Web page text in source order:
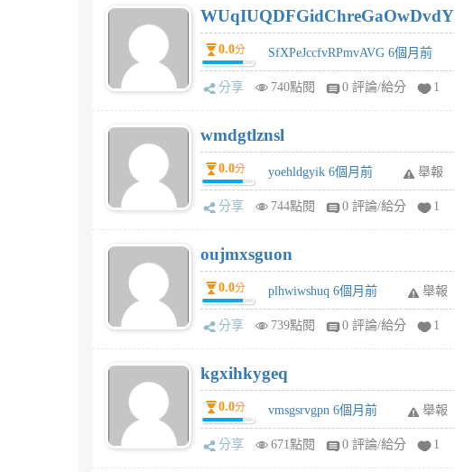
WUqIUQDFGidChreGaOwDvdY
0.0分 SfXPeJccfvRPmvAVG 6個月前
分享 740點閱 0 評論/給分 1
wmdgtlznsl
0.0分 yoehldgyik 6個月前 舉報
分享 744點閱 0 評論/給分 1
oujmxsguon
0.0分 plhwiwshuq 6個月前 舉報
分享 739點閱 0 評論/給分 1
kgxihkygeq
0.0分 vmsgsrvgpn 6個月前 舉報
分享 671點閱 0 評論/給分 1